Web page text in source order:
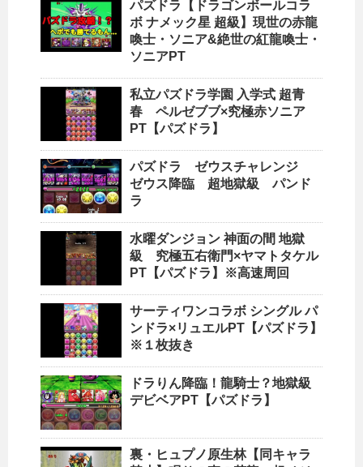
パズドラ【ドラゴンボールコラ
ボ ナメック星 超級】現世の赤龍
喚士・ソニア&絶世の紅龍喚士・
ソニアPT
私立パズドラ学園 入学式 超青
春 ペルゼブブ×究極赤ソニア
PT【パズドラ】
パズドラ ゼウスチャレンジ
ゼウス降臨 超地獄級 パンド
ラ
水曜ダンジョン 神面の間 地獄
級 究極五右衛門×ヤマトタケル
PT【パズドラ】※高速周回
サーティワンコラボ シングル パ
ンドラ×リュエルPT【パズドラ】
※１枚抜き
ドラりん降臨！龍騎士？地獄級
デビベアPT【パズドラ】
裏・ヒュプノ原生林【同キャラ